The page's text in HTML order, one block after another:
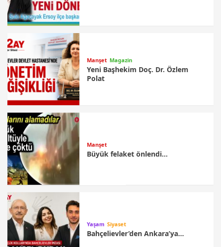
Manşet Magazin
Yeni Başhekim Doç. Dr. Özlem
Polat
Manşet
Büyük felaket önlendi…
Yaşam Siyaset
Bahçelievler’den Ankara’ya…